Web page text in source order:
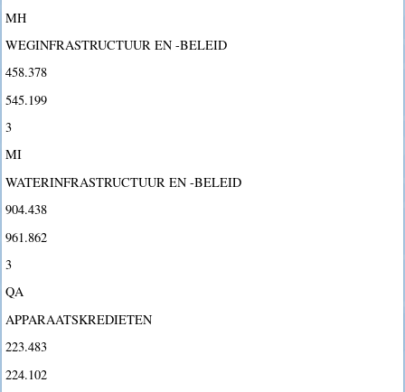
MH
WEGINFRASTRUCTUUR EN -BELEID
458.378
545.199
3
MI
WATERINFRASTRUCTUUR EN -BELEID
904.438
961.862
3
QA
APPARAATSKREDIETEN
223.483
224.102